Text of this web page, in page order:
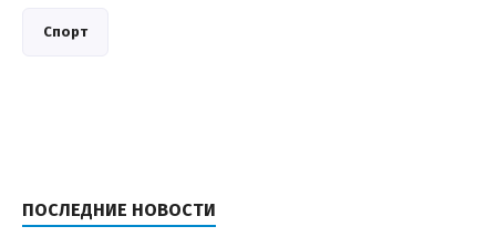
Спорт
ПОСЛЕДНИЕ НОВОСТИ